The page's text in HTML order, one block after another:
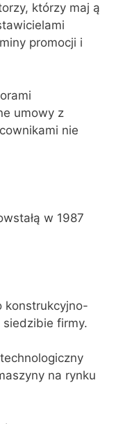
którzy maj ą
promocji i
umowy z
nie
w 1987
konstrukcyjno-
firmy.
na rynku